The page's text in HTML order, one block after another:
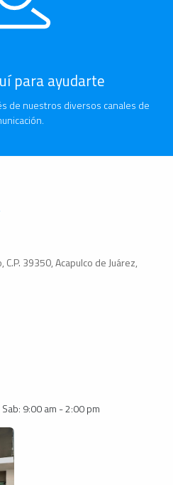
para ayudarte
de nuestros diversos canales de
39350, Acapulco de Juárez,
9:00 am - 2:00 pm